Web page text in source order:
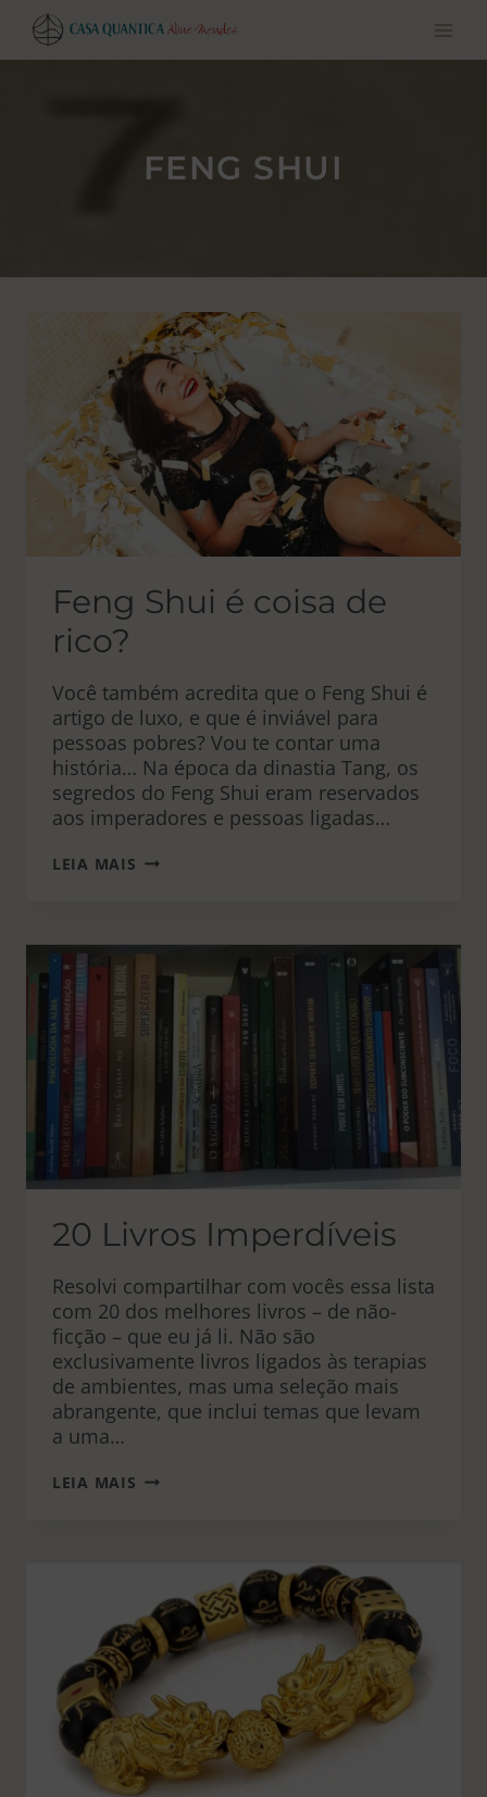
Pular
para
o
FENG SHUI
Feng Shui é coisa de
rico?
Você também acredita que o Feng Shui é
artigo de luxo, e que é inviável para
pessoas pobres? Vou te contar uma
história… Na época da dinastia Tang, os
segredos do Feng Shui eram reservados
aos imperadores e pessoas ligadas…
LEIA MAIS FENG
RICO?
20 Livros Imperdíveis
Resolvi compartilhar com vocês essa lista
com 20 dos melhores livros – de não-
ficção – que eu já li. Não são
exclusivamente livros ligados às terapias
de ambientes, mas uma seleção mais
abrangente, que inclui temas que levam
a uma…
LEIA MAIS 20